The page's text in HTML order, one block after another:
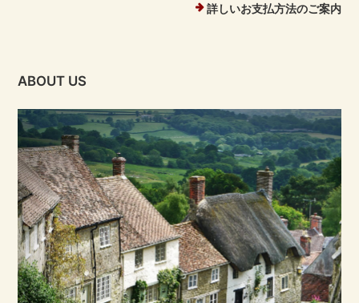
詳しいお支払方法のご案内
ABOUT US